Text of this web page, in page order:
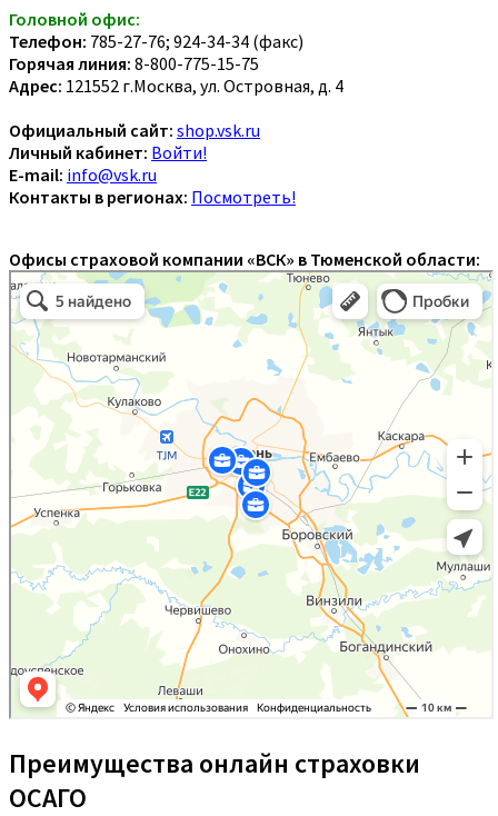
Головной офис:
Телефон: 785-27-76; 924-34-34 (факс)
Горячая линия: 8-800-775-15-75
Адрес: 121552 г.Москва, ул. Островная, д. 4
Официальный сайт: shop.vsk.ru
Личный кабинет: Войти!
E-mail: info@vsk.ru
Контакты в регионах: Посмотреть!
Офисы страховой компании «ВСК» в Тюменской области:
Преимущества онлайн страховки
ОСАГО